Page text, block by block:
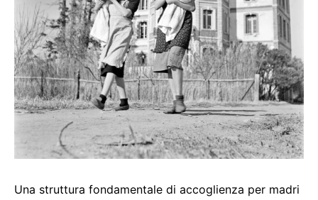
Una struttura fondamentale di accoglienza per madri